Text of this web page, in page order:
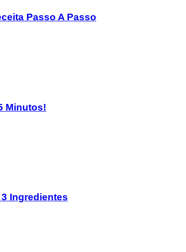
Passo A Passo
Minutos!
Ingredientes